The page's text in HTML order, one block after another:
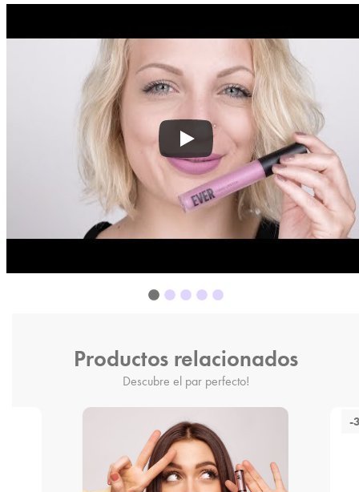
Productos relacionados
Descubre el par perfecto!
-